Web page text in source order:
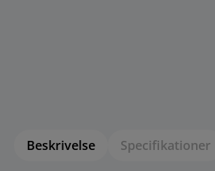
Beskrivelse Specifikationer